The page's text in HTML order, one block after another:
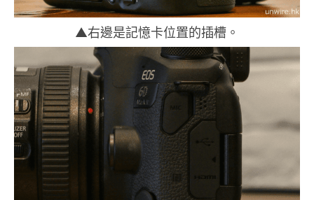
▲右邊是記憶卡位置的插槽。